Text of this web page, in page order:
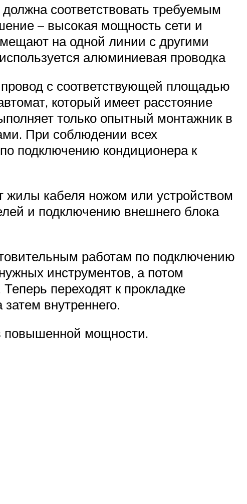
соответствовать требуемым
– высокая мощность сети и
на одной линии с другими
алюминиевая проводка
с соответствующей площадью
который имеет расстояние
только опытный монтажник в
При соблюдении всех
подключению кондиционера к
кабеля ножом или устройством
и подключению внешнего блока
работам по подключению
инструментов, а потом
переходят к прокладке
внутреннего.
повышенной мощности.